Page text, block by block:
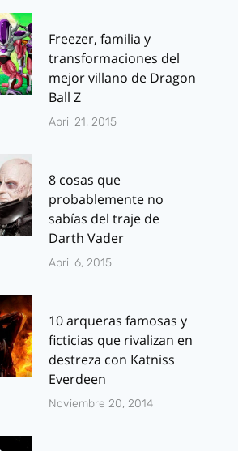
Freezer, familia y
transformaciones del
mejor villano de Dragon
Ball Z
Abril 21, 2015
8 cosas que
probablemente no
sabías del traje de
Darth Vader
Abril 6, 2015
10 arqueras famosas y
ficticias que rivalizan en
destreza con Katniss
Everdeen
Noviembre 20, 2014